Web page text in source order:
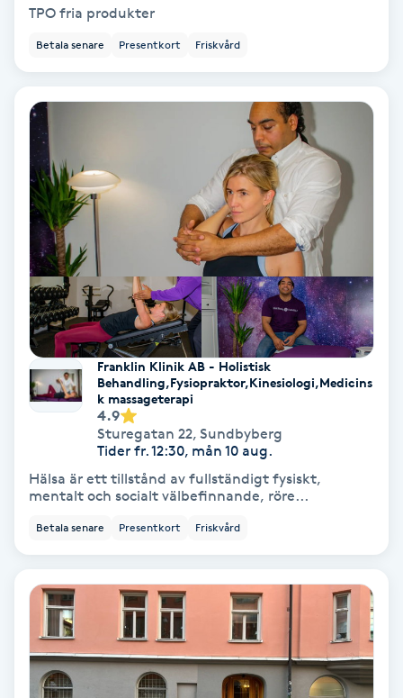
Faceliftmassage
Fet hårbotten
Fettreducering
Fibromassage
Fillers
Fotmassage
Fotsvamp
Fransfärgning
Fransförlängning
TPO fria produkter
Betala senare Presentkort Friskvård
Franklin Klinik AB - Holistisk
Behandling,Fysiopraktor,Kinesiologi,Medicins
k massageterapi
4.9
Sturegatan 22, Sundbyberg
Tider fr. 12:30, mån 10 aug.
Hälsa är ett tillstånd av fullständigt fysiskt,
mentalt och socialt välbefinnande, röre...
Betala senare Presentkort Friskvård